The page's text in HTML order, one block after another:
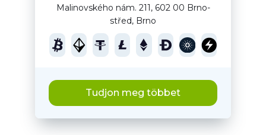
Malinovského nám. 211, 602 00 Brno-
střed, Brno
Tudjon meg többet